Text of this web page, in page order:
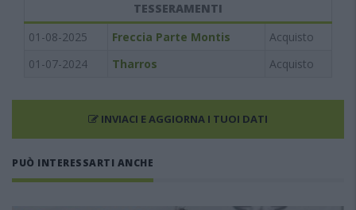
TESSERAMENTI
01-08-2025
Freccia Parte Montis
Acquisto
01-07-2024
Tharros Acquisto
INVIACI E AGGIORNA I TUOI DATI
PUÒ INTERESSARTI ANCHE